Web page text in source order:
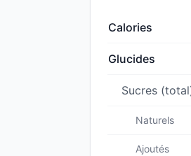
Calories
Glucides
Sucres
Naturels
Ajoutés